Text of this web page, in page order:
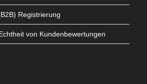
Registrierung
von Kundenbewertungen